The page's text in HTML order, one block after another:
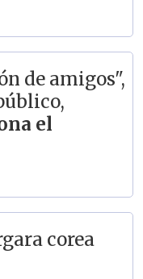
de amigos",
el
corea